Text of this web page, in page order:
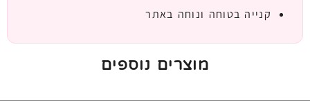
קנייה בטוחה ונוחה באתר
מוצרים נוספים